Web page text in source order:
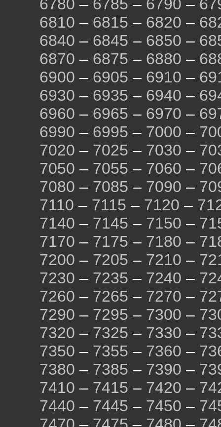
6780 – 6785 – 6790 –
6810 – 6815 – 6820 –
6840 – 6845 – 6850 –
6870 – 6875 – 6880 –
6900 – 6905 – 6910 –
6930 – 6935 – 6940 –
6960 – 6965 – 6970 –
6990 – 6995 – 7000 –
7020 – 7025 – 7030 –
7050 – 7055 – 7060 –
7080 – 7085 – 7090 –
7110 – 7115 – 7120 –
7140 – 7145 – 7150 –
7170 – 7175 – 7180 –
7200 – 7205 – 7210 –
7230 – 7235 – 7240 –
7260 – 7265 – 7270 –
7290 – 7295 – 7300 –
7320 – 7325 – 7330 –
7350 – 7355 – 7360 –
7380 – 7385 – 7390 –
7410 – 7415 – 7420 –
7440 – 7445 – 7450 –